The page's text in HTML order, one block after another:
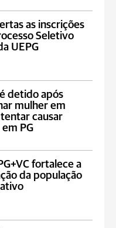
as inscrições
Seletivo
UEPG
detido após
mulher em
causar
PG
fortalece a
da população